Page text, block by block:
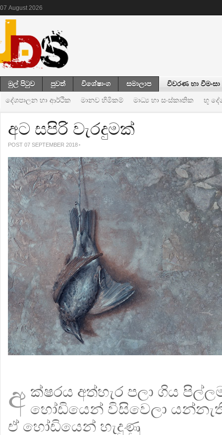
07 August 2026
මුල් පිටුව පුවත් විශේෂාංග සමාලාප විවරණ හා වීමංසා
දේශපාලන හා ආර්ථික මානව හිමිකම් මාධ්‍ය හා සංස්කෘතික භූ
අට සපිරි වැරදුමක්
POST 07 SEPTEMBER 2018
අ ක්ෂරය අත්හැර පලා ගිය
හෝඩියෙන් විසිවෙලා
ඒ හෝඩියෙන් හැදුණු